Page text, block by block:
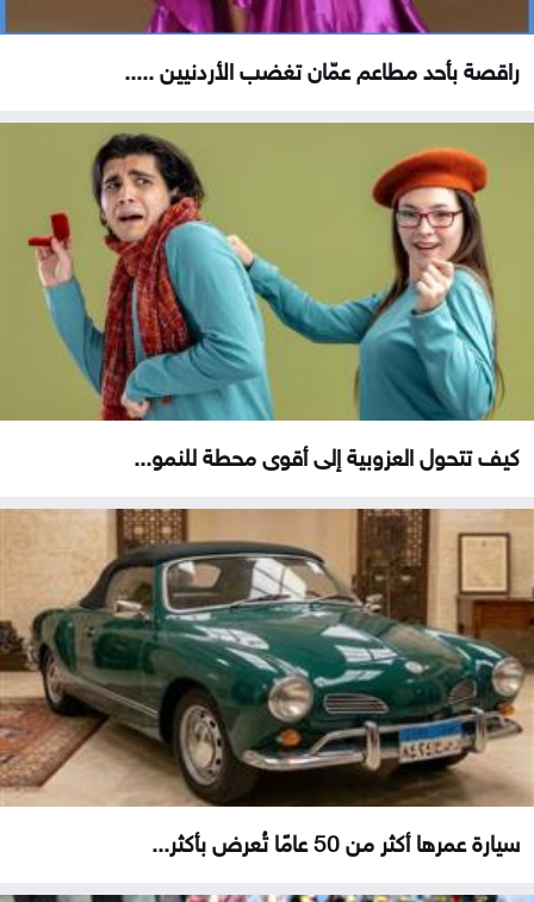
راقصة بأحد مطاعم عمّان تغضب الأردنيين .....
كيف تتحول العزوبية إلى أقوى محطة للنمو...
سيارة عمرها أكثر من 50 عامًا تُعرض بأكثر...